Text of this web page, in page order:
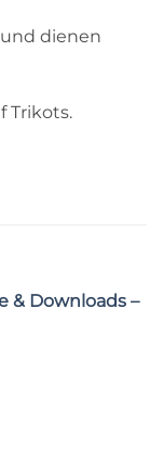
dienen
Trikots.
& Downloads –